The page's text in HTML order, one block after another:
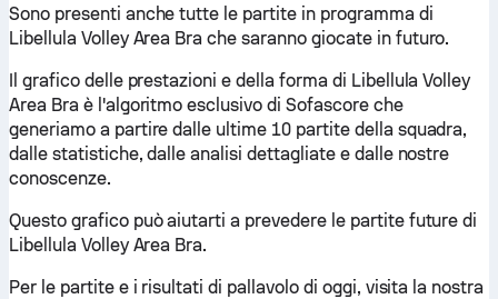
Sono presenti anche tutte le partite in programma di
Libellula Volley Area Bra che saranno giocate in futuro.
Il grafico delle prestazioni e della forma di Libellula Volley
Area Bra è l'algoritmo esclusivo di Sofascore che
generiamo a partire dalle ultime 10 partite della squadra,
dalle statistiche, dalle analisi dettagliate e dalle nostre
conoscenze.
Questo grafico può aiutarti a prevedere le partite future di
Libellula Volley Area Bra.
Per le partite e i risultati di pallavolo di oggi, visita la nostra